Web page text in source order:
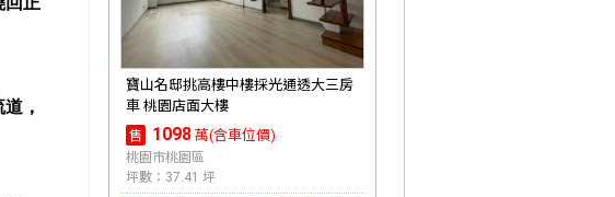
寶山名邸挑高樓中樓採光通透大三房
車 桃園店面大樓
售 1098 萬(含車位價)
桃園市桃園區
坪數：37.41 坪